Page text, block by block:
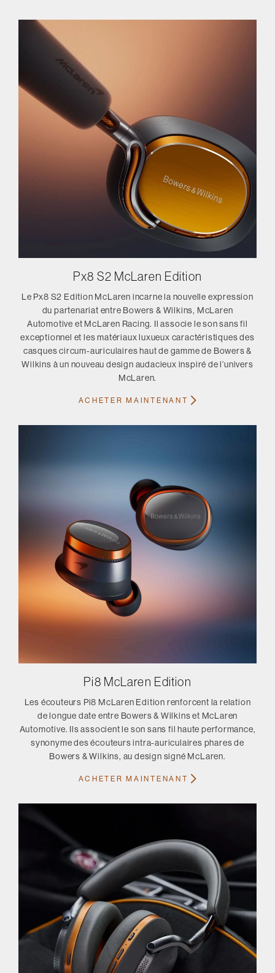
Px8 S2 McLaren Edition
Le Px8 S2 Edition McLaren incarne la nouvelle expression
du partenariat entre Bowers & Wilkins, McLaren
Automotive et McLaren Racing. Il associe le son sans fil
exceptionnel et les matériaux luxueux caractéristiques des
casques circum-auriculaires haut de gamme de Bowers &
Wilkins à un nouveau design audacieux inspiré de l’univers
McLaren.
ACHETER MAINTENANT
Pi8 McLaren Edition
Les écouteurs Pi8 McLaren Edition renforcent la relation
de longue date entre Bowers & Wilkins et McLaren
Automotive. Ils associent le son sans fil haute performance,
synonyme des écouteurs intra-auriculaires phares de
Bowers & Wilkins, au design signé McLaren.
ACHETER MAINTENANT